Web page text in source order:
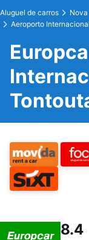
Aluguel de carros
Aeroporto
8.4